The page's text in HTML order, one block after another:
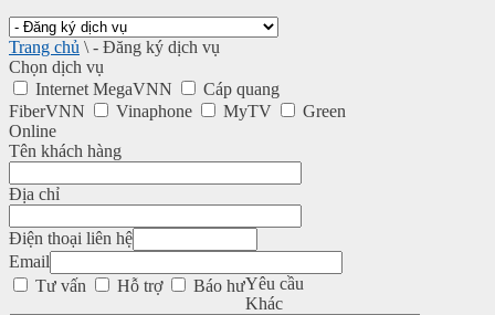
Trang chủ \ - Đăng ký dịch vụ
Chọn dịch vụ
Internet MegaVNN
Cáp quang
FiberVNN
Vinaphone MyTV
Green
Online
Tên khách hàng
Địa chỉ
Điện thoại liên hệ
Email
Yêu cầu
Tư vấn Hỗ trợ
Báo hư
Khác